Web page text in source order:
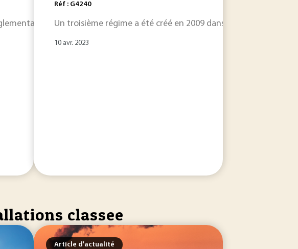
classées... . Cet article est la version actualisée de l’article «
desinstallations classéestelle que nous la connaissons
Réf : G4240
Un troisième régime a été créé en 2009 dans la
10 avr. 2023
classee
Article d'actualité